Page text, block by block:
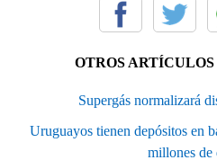
OTROS
Supergás normalizará
Uruguayos tienen depósitos en
millones de